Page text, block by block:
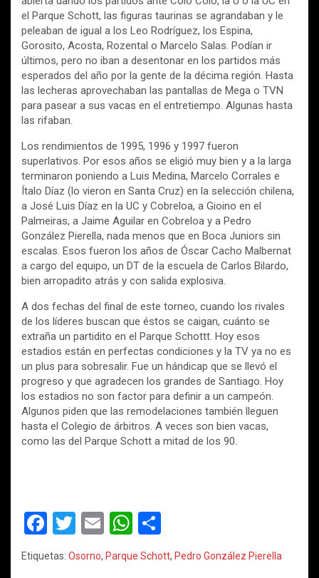
el Parque Schott, las figuras taurinas se agrandaban y le
peleaban de igual a los Leo Rodríguez, los Espina,
Gorosito, Acosta, Rozental o Marcelo Salas. Podían ir
últimos, pero no iban a desentonar en los partidos más
esperados del año por la gente de la décima región. Hasta
las lecheras aprovechaban las pantallas de Mega o TVN
para pasear a sus vacas en el entretiempo. Algunas hasta
las rifaban.
Los rendimientos de 1995, 1996 y 1997 fueron
superlativos. Por esos años se eligió muy bien y a la larga
terminaron poniendo a Luis Medina, Marcelo Corrales e
Ítalo Díaz (lo vieron en Santa Cruz) en la selección chilena,
a José Luis Díaz en la UC y Cobreloa, a Gioino en el
Palmeiras, a Jaime Aguilar en Cobreloa y a Pedro
González Pierella, nada menos que en Boca Juniors sin
escalas. Esos fueron los años de Óscar Cacho Malbernat
a cargo del equipo, un DT de la escuela de Carlos Bilardo,
bien arropadito atrás y con salida explosiva.
A dos fechas del final de este torneo, cuando los rivales
de los líderes buscan que éstos se caigan, cuánto se
extraña un partidito en el Parque Schottt. Hoy esos
estadios están en perfectas condiciones y la TV ya no es
un plus para sobresalir. Fue un hándicap que se llevó el
progreso y que agradecen los grandes de Santiago. Hoy
los estadios no son factor para definir a un campeón.
Algunos piden que las remodelaciones también lleguen
hasta el Colegio de árbitros. A veces son bien vacas,
como las del Parque Schott a mitad de los 90.
F
a
ce
T
tt
E
m
ail
W
h
at
o
m
Etiquetas: Osorno, Parque Schott, Pedro González Pierella